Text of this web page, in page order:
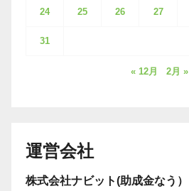
24 25 26 27
31
« 12月 2月 »
運営会社
株式会社ナビット(助成金なう）